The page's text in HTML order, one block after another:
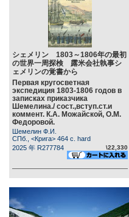
シェメリン 1803～1806年の最初
の世界一周探検 露米会社執事シ
ェメリンの覚書から
Первая кругосветная
экспедиция 1803-1806 годов в
записках приказчика
Шемелина./ сост.,вступ.ст.и
коммент. К.А. Можайской, О.М.
Федоровой.
Шемелин Ф.И.
СПб., <Крига> 464 c. hard
2025 年 R277784
\22,330